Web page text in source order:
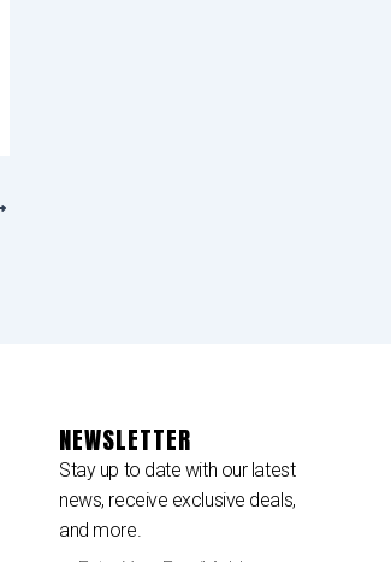
NEWSLETTER
Stay up to date with our latest
news, receive exclusive deals,
and more.